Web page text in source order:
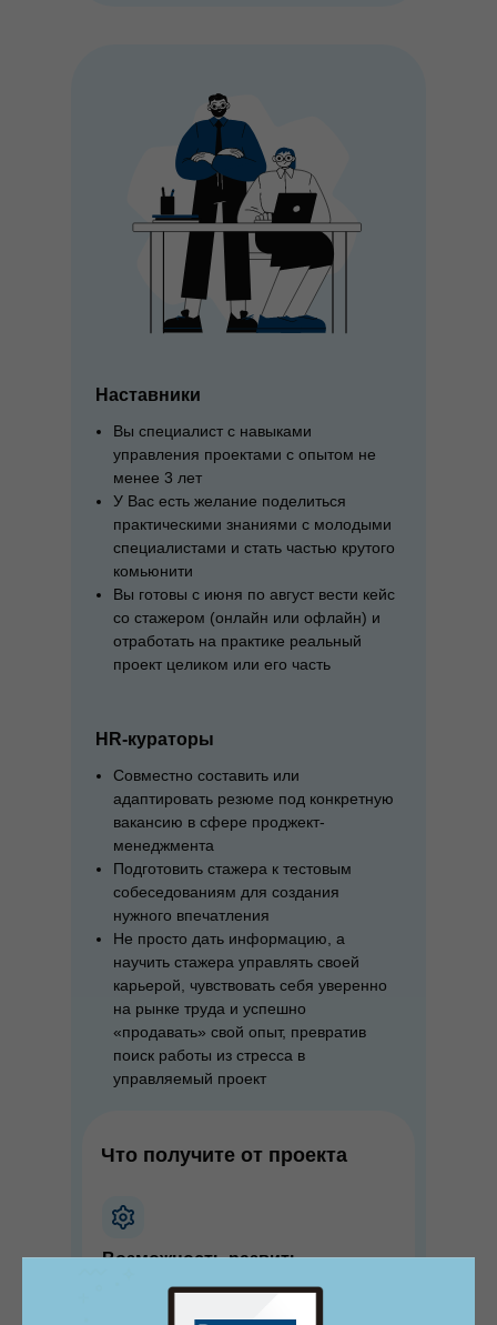
Возможность развить
новые навыки
Что получите от проекта
Совместно составить или
адаптировать резюме под конкретную
вакансию в сфере проджект-
менеджмента
Подготовить стажера к тестовым
собеседованиям для создания
нужного впечатления
Не просто дать информацию, а
научить стажера управлять своей
карьерой, чувствовать себя уверенно
на рынке труда и успешно
«продавать» свой опыт, превратив
поиск работы из стресса в
управляемый проект
HR-кураторы
Вы специалист с навыками
управления проектами с опытом не
менее 3 лет
У Вас есть желание поделиться
практическими знаниями с молодыми
специалистами и стать частью крутого
комьюнити
Вы готовы с июня по август вести кейс
со стажером (онлайн или офлайн) и
отработать на практике реальный
проект целиком или его часть
Наставники